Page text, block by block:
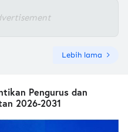
Lebih lama
Pengurus dan
2026-2031